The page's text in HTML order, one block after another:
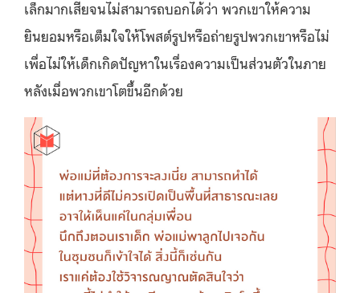
เล็กมากเสียจนไม่สามารถบอกได้ว่า พวกเขาให้ความ
ยินยอมหรือเต็มใจให้โพสต์รูปหรือถ่ายรูปพวกเขาหรือไม่
เพื่อไม่ให้เด็กเกิดปัญหาในเรื่องความเป็นส่วนตัวในภาย
หลังเมื่อพวกเขาโตขึ้นอีกด้วย